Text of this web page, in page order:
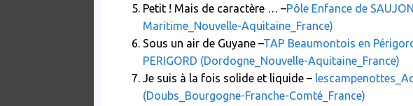
Petit ! Mais de caractère … –Pôle Enfance de
Maritime_Nouvelle-Aquitaine_France)
Sous un air de Guyane –TAP Beaumontois en
PERIGORD (Dordogne_Nouvelle-Aquitaine_France)
Je suis à la fois solide et liquide –
(Doubs_Bourgogne-Franche-Comté_France)